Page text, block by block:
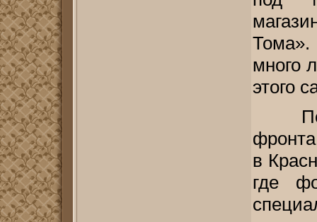
много
этого
в
где